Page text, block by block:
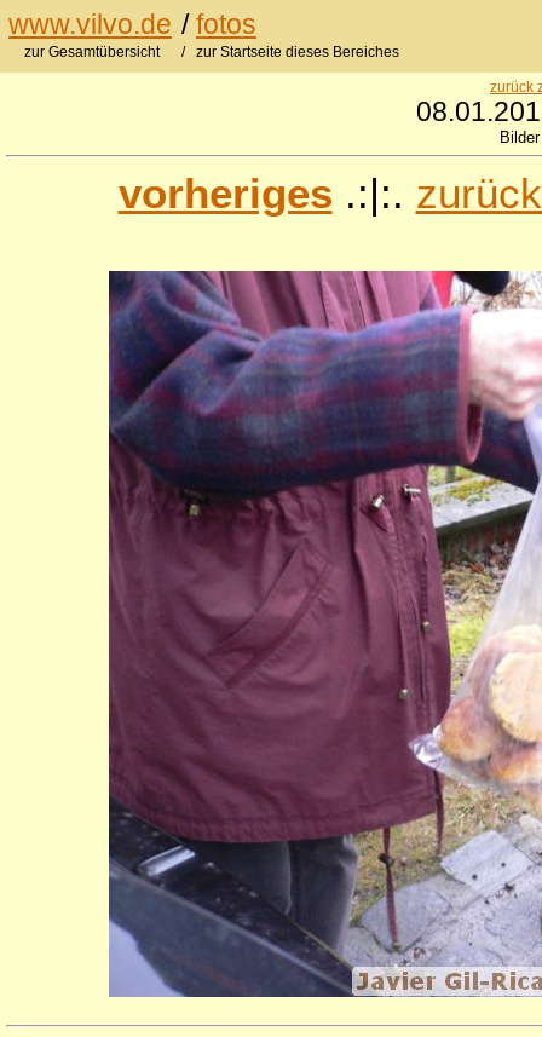
www.vilvo.de /fotos
zur Gesamtübersicht / zur Startseite dieses Bereiches
zurück
vorheriges .:|:.